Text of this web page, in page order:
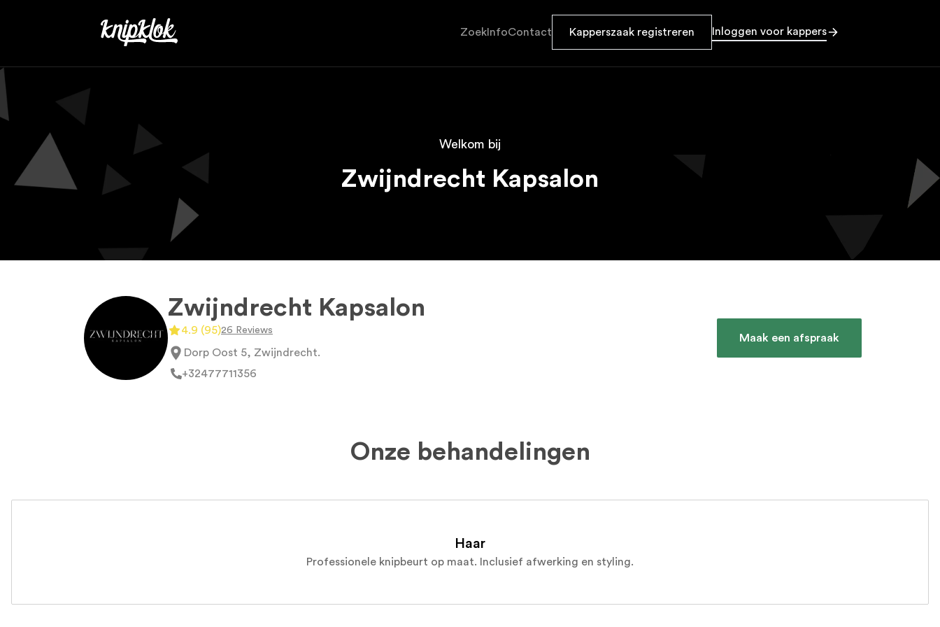
Zoek InfoContact Kapperszaak registreren Inloggen voor kappers
Welkom bij
Zwijndrecht Kapsalon
Zwijndrecht Kapsalon
4.9 (95)26 Reviews
Dorp Oost 5, Zwijndrecht.
+32477711356
Maak een afspraak
Onze behandelingen
Haar
Professionele knipbeurt op maat. Inclusief afwerking en styling.